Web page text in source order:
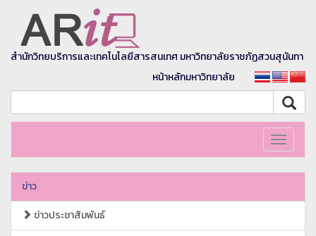
สำนักวิทยบริการและเทคโนโลยีสารสนเทศ มหาวิทยาลัยราชภัฏสวนสุนันทา
หน้าหลักมหาวิทยาลัย
Toggle
ข่าว
ข่าวประชาสัมพันธ์